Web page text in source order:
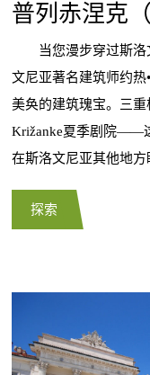
普列赤涅克
当您漫步穿过斯洛
文尼亚著名建筑师约热
美奂的建筑瑰宝。三重
Križanke夏季剧院——
在斯洛文尼亚其他地方
探索